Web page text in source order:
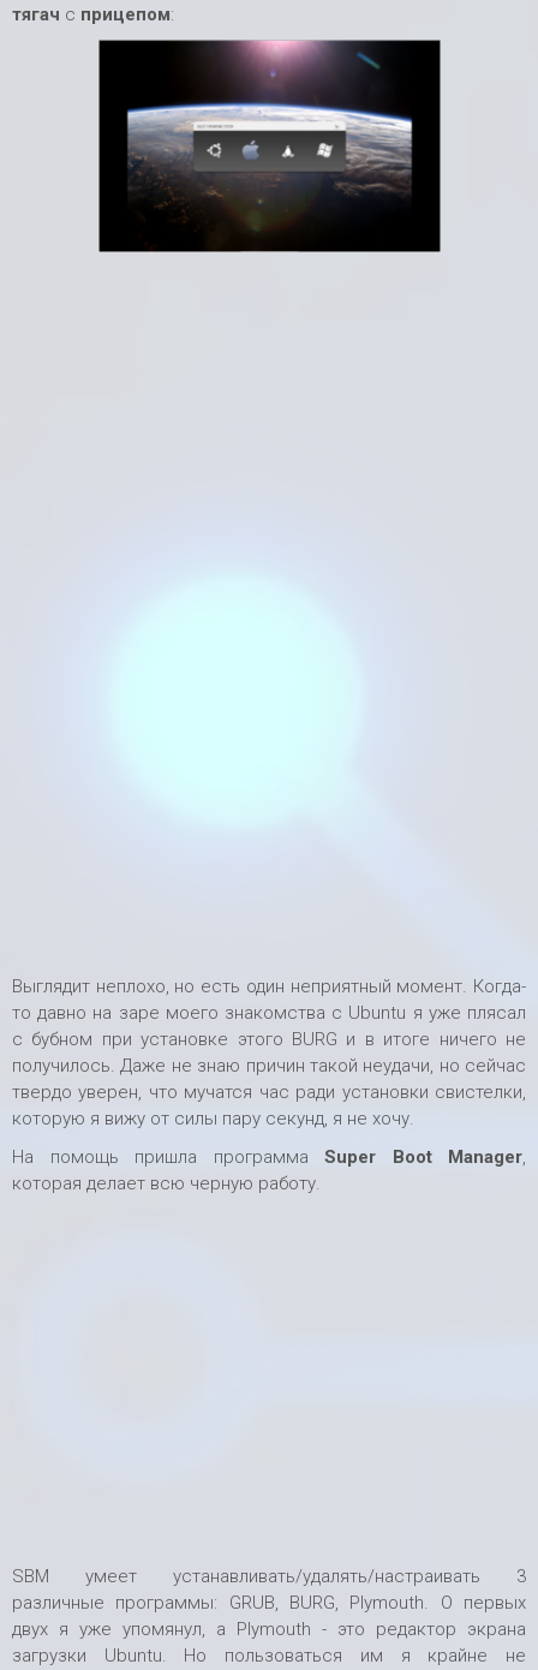
тягач с прицепом:
Выглядит неплохо, но есть один неприятный момент. Когда-
то давно на заре моего знакомства с Ubuntu я уже плясал
с бубном при установке этого BURG и в итоге ничего не
получилось. Даже не знаю причин такой неудачи, но сейчас
твердо уверен, что мучатся час ради установки свистелки,
которую я вижу от силы пару секунд, я не хочу.
На помощь пришла программа Super Boot Manager,
которая делает всю черную работу.
SBM умеет устанавливать/удалять/настраивать 3
различные программы: GRUB, BURG, Plymouth. О первых
двух я уже упомянул, а Plymouth - это редактор экрана
загрузки Ubuntu. Но пользоваться им я крайне не